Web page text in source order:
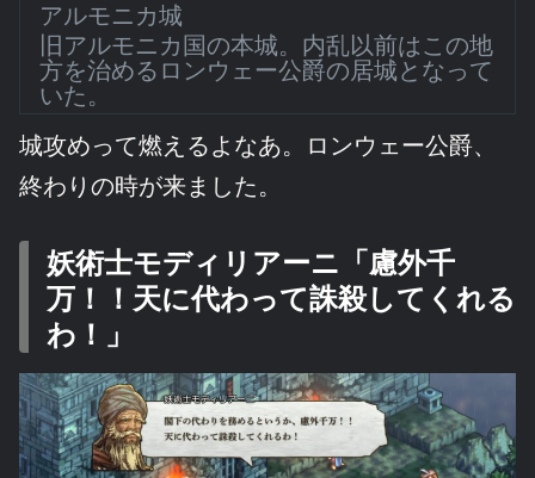
アルモニカ城
旧アルモニカ国の本城。内乱以前はこの地
方を治めるロンウェー公爵の居城となって
いた。
城攻めって燃えるよなあ。ロンウェー公爵、
終わりの時が来ました。
妖術士モディリアーニ「慮外千
万！！天に代わって誅殺してくれる
わ！」